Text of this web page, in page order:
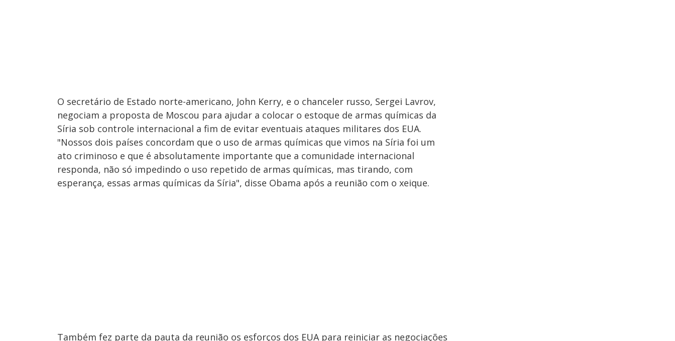
O secretário de Estado norte-americano, John Kerry, e o chanceler russo, Sergei Lavrov,
negociam a proposta de Moscou para ajudar a colocar o estoque de armas químicas da
Síria sob controle internacional a fim de evitar eventuais ataques militares dos EUA.
"Nossos dois países concordam que o uso de armas químicas que vimos na Síria foi um
ato criminoso e que é absolutamente importante que a comunidade internacional
responda, não só impedindo o uso repetido de armas químicas, mas tirando, com
esperança, essas armas químicas da Síria", disse Obama após a reunião com o xeique.
Também fez parte da pauta da reunião os esforços dos EUA para reiniciar as negociações